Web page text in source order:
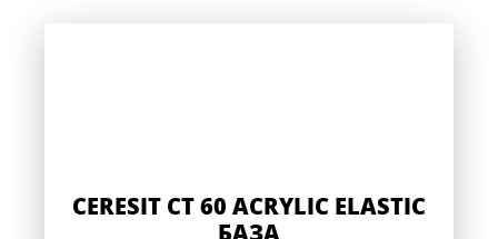
CERESIT CT 60 ACRYLIC ELASTIC
БАЗА